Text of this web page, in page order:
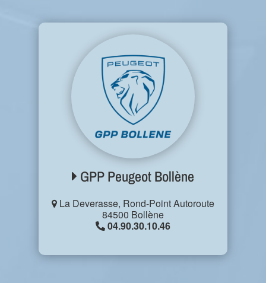
GPP Peugeot Bollène
La Deverasse, Rond-Point Autoroute
84500 Bollène
04.90.30.10.46